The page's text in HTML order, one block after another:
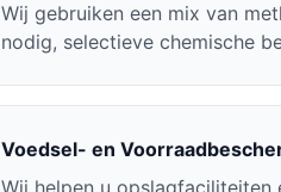
Wij gebruiken een mix van
nodig, selectieve chemische
Voedsel- en
Wij helpen u